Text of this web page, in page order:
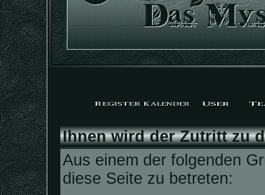
Ihnen wird der Zutritt zu
Aus einem der folgenden
diese Seite zu betreten: